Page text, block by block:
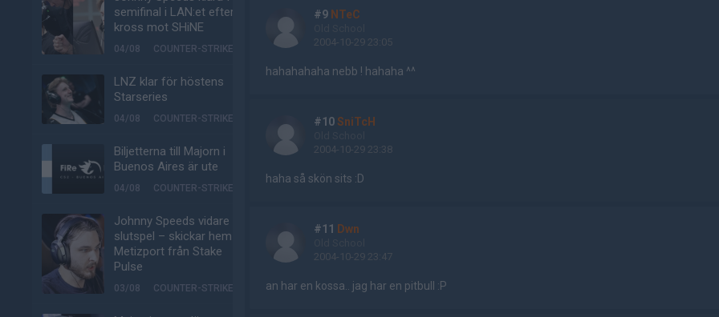
semifinal i LAN:et efter
kross mot SHiNE
04/08 COUNTER-STRIKE
LNZ klar för höstens
Starseries
04/08 COUNTER-STRIKE
Biljetterna till Majorn i
Buenos Aires är ute
04/08 COUNTER-STRIKE
Johnny Speeds vidare till
slutspel – skickar hem
Metizport från Stake
Pulse
03/08 COUNTER-STRIKE
#9 NTeC
2004-10-29 23:05
hahahahaha nebb ! hahaha ^^
#10 SniTcH
2004-10-29 23:38
haha så skön sits :D
#11 Dwn
2004-10-29 23:47
an har en kossa.. jag har en pitbull :P